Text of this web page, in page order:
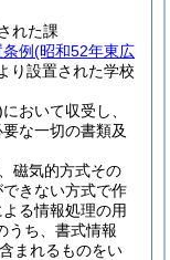
れた課
例(昭和52年東広
り設置された学校
において収受し、
な一切の書類及
磁気的方式その
きない方式で作
る情報処理の用
うち、書式情報
まれるものをい